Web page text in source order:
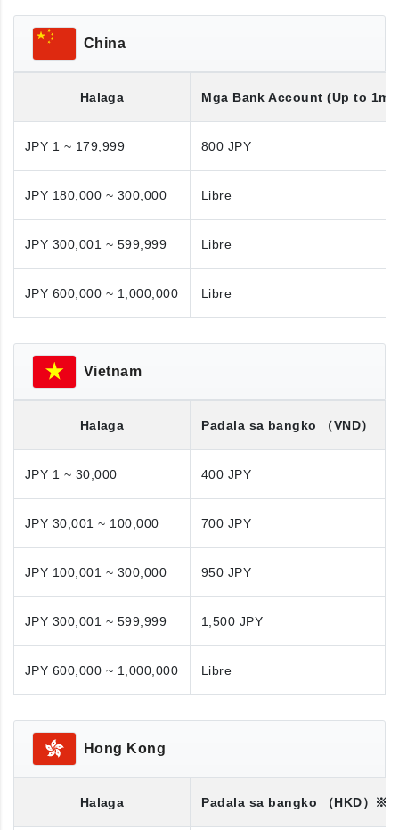
China
Halaga Mga Bank Account (Up to
JPY 1 ~ 179,999 800 JPY
JPY 180,000 ~ 300,000 Libre
JPY 300,001 ~ 599,999 Libre
JPY 600,000 ~ 1,000,000 Libre
Vietnam
Halaga Padala sa bangko （VND）
JPY 1 ~ 30,000 400 JPY
JPY 30,001 ~ 100,000 700 JPY
JPY 100,001 ~ 300,000 950 JPY
JPY 300,001 ~ 599,999 1,500 JPY
JPY 600,000 ~ 1,000,000 Libre
Hong Kong
Halaga Padala sa bangko （HKD）※